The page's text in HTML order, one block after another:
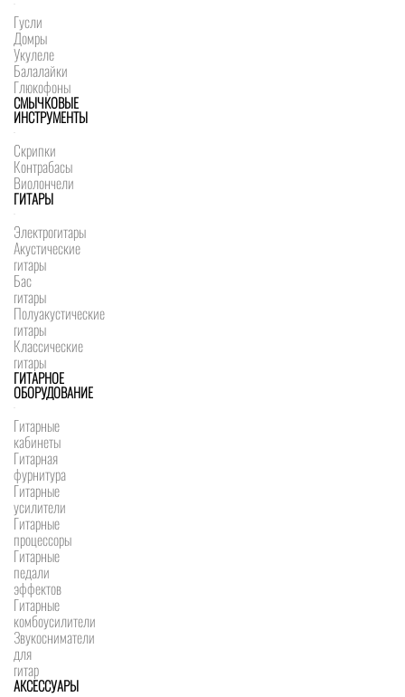
Гусли
Домры
Укулеле
Балалайки
Глюкофоны
СМЫЧКОВЫЕ
ИНСТРУМЕНТЫ
Скрипки
Контрабасы
Виолончели
ГИТАРЫ
Электрогитары
Акустические
гитары
Бас
гитары
Полуакустические
гитары
Классические
гитары
ГИТАРНОЕ
ОБОРУДОВАНИЕ
Гитарные
кабинеты
Гитарная
фурнитура
Гитарные
усилители
Гитарные
процессоры
Гитарные
педали
эффектов
Гитарные
комбоусилители
Звукосниматели
для
гитар
АКСЕССУАРЫ